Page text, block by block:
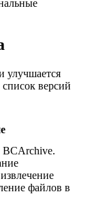
улучшается
версий
файлов в